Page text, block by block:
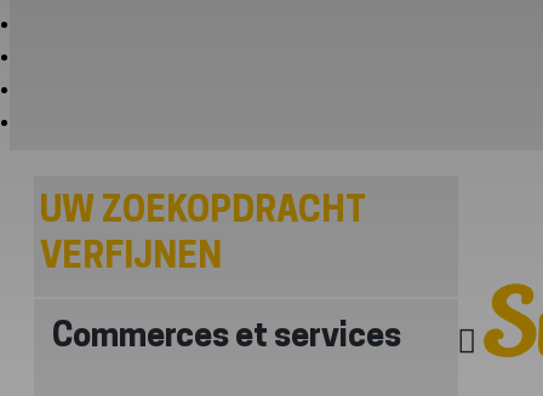
UW ZOEKOPDRACHT
VERFIJNEN
Commerces et services